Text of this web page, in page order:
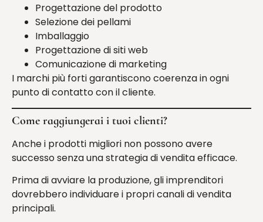
Progettazione del prodotto
Selezione dei pellami
Imballaggio
Progettazione di siti web
Comunicazione di marketing
I marchi più forti garantiscono coerenza in ogni
punto di contatto con il cliente.
Come raggiungerai i tuoi clienti?
Anche i prodotti migliori non possono avere
successo senza una strategia di vendita efficace.
Prima di avviare la produzione, gli imprenditori
dovrebbero individuare i propri canali di vendita
principali.